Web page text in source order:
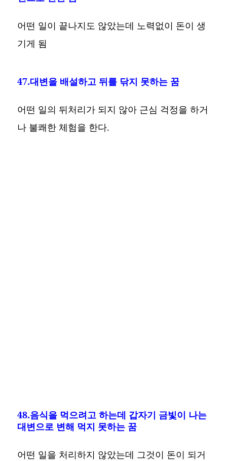
어떤 일이 끝나지도 않았는데 노력없이 돈이 생
기게 됨
47.대변을 배설하고 뒤를 닦지 못하는 꿈
어떤 일의 뒤처리가 되지 않아 근심 걱정을 하거
나 불쾌한 체험을 한다.
48.음식을 먹으려고 하는데 갑자기 금빛이 나는
대변으로 변해 먹지 못하는 꿈
어떤 일을 처리하지 않았는데 그것이 돈이 되거